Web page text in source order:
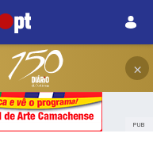
×
PUB